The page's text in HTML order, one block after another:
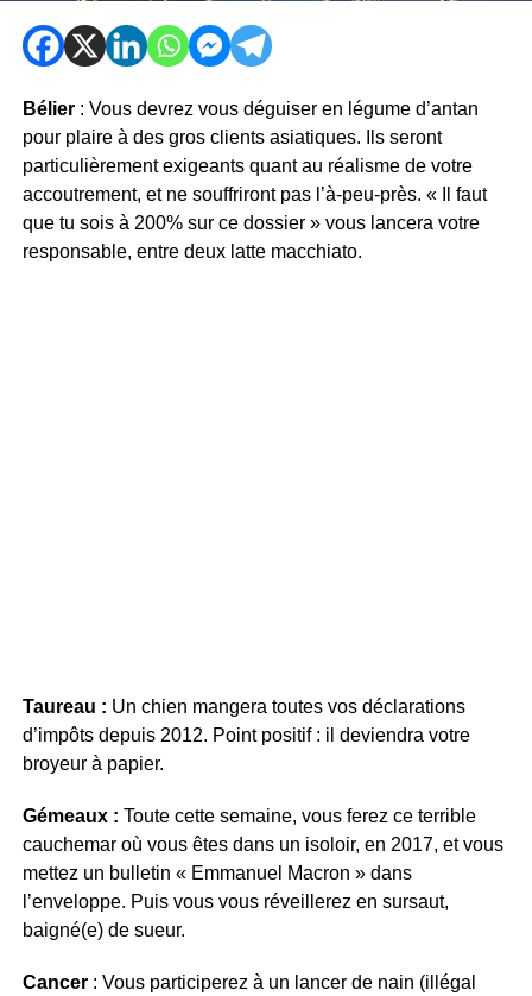
Bélier: Vous devrez vous déguiser en légume d’antan
pour plaire à des gros clients asiatiques. Ils seront
particulièrement exigeants quant au réalisme de votre
accoutrement, et ne souffriront pas l’à-peu-près. « Il faut
que tu sois à 200% sur ce dossier » vous lancera votre
responsable, entre deux latte macchiato.
Taureau : Un chien mangera toutes vos déclarations
d’impôts depuis 2012. Point positif : il deviendra votre
broyeur à papier.
Gémeaux : Toute cette semaine, vous ferez ce terrible
cauchemar où vous êtes dans un isoloir, en 2017, et vous
mettez un bulletin « Emmanuel Macron » dans
l’enveloppe. Puis vous vous réveillerez en sursaut,
baigné(e) de sueur.
Cancer: Vous participerez à un lancer de nain (illégal